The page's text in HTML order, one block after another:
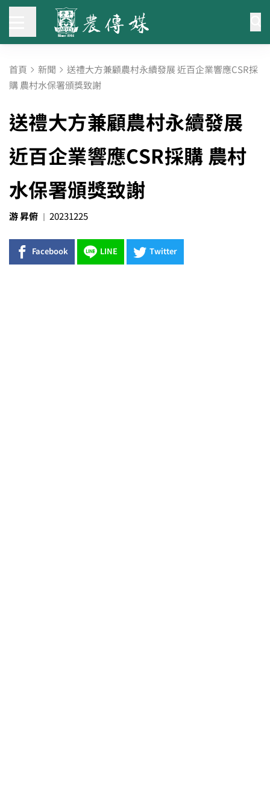
首頁 新聞 送禮大方兼顧農村永續發展 近百企業響應CSR採
購 農村水保署頒獎致謝
送禮大方兼顧農村永續發展
近百企業響應CSR採購 農村
水保署頒獎致謝
游 昇俯 20231225
Facebook LINE Twitter